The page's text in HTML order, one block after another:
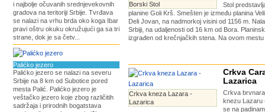
i najbolje očuvanih srednjevekovnih
gradova na teritoriji Srbije. Tvrđava
se nalazi na vrhu brda oko koga Ibar
pravi oštru okuku okružujući ga sa tri
strane, dok je sa četv...
Palićko jezero
Palićko jezero se nalazi na severu
Srbije na 8 km od Subotice pored
mesta Palić. Palićko jezero je
veštačko jezero koje zbog različitih
sadržaja i prirodnih bogatstava
Borski Stol
Stol
planine Goli Krš. Smešten je između planina
Deli Jovan, na nadmorkoj visini od 1156 m.
Srbiji, na udaljenosti od 16 km od Bora.
izgrađen od krečnjačkih stena. Na ovom
Crkva kneza Lazara -
Lazarica
Crkva
Lazarica
Crkva
knezu Lazaru
se na